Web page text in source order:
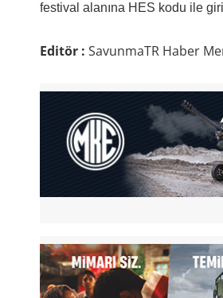
festival alanına HES kodu ile
Editör : SavunmaTR Haber